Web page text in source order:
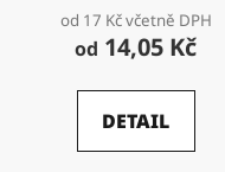
od 17 Kč včetně DPH
od 14,05 Kč
DETAIL